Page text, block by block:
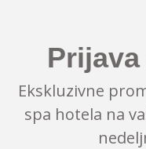
Ekskluzivne
spa hotela na